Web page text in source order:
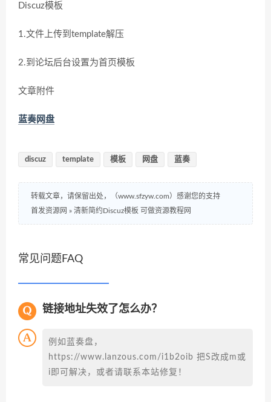
Discuz模板
1.文件上传到template解压
2.到论坛后台设置为首页模板
文章附件
蓝奏网盘
discuz template 模板 网盘 蓝奏
转载文章，请保留出处，（www.sfzyw.com）感谢您的支持
首发资源网 » 清新简约Discuz模板 可做资源教程网
常见问题FAQ
链接地址失效了怎么办？
例如蓝奏盘，
https://www.lanzous.com/i1b2oib 把S改成m或
i即可解决，或者请联系本站修复！